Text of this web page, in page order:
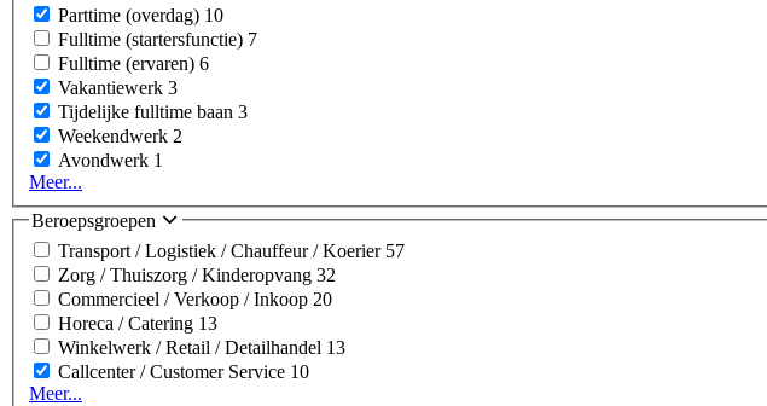
Parttime (overdag) 10
Fulltime (startersfunctie) 7
Fulltime (ervaren) 6
Vakantiewerk 3
Tijdelijke fulltime baan 3
Weekendwerk 2
Avondwerk 1
Meer...
Beroepsgroepen
Transport / Logistiek / Chauffeur / Koerier 57
Zorg / Thuiszorg / Kinderopvang 32
Commercieel / Verkoop / Inkoop 20
Horeca / Catering 13
Winkelwerk / Retail / Detailhandel 13
Callcenter / Customer Service 10
Meer...